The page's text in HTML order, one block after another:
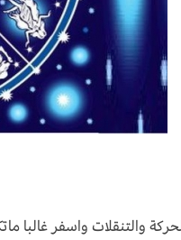
والتنقلات واسفر غالبا